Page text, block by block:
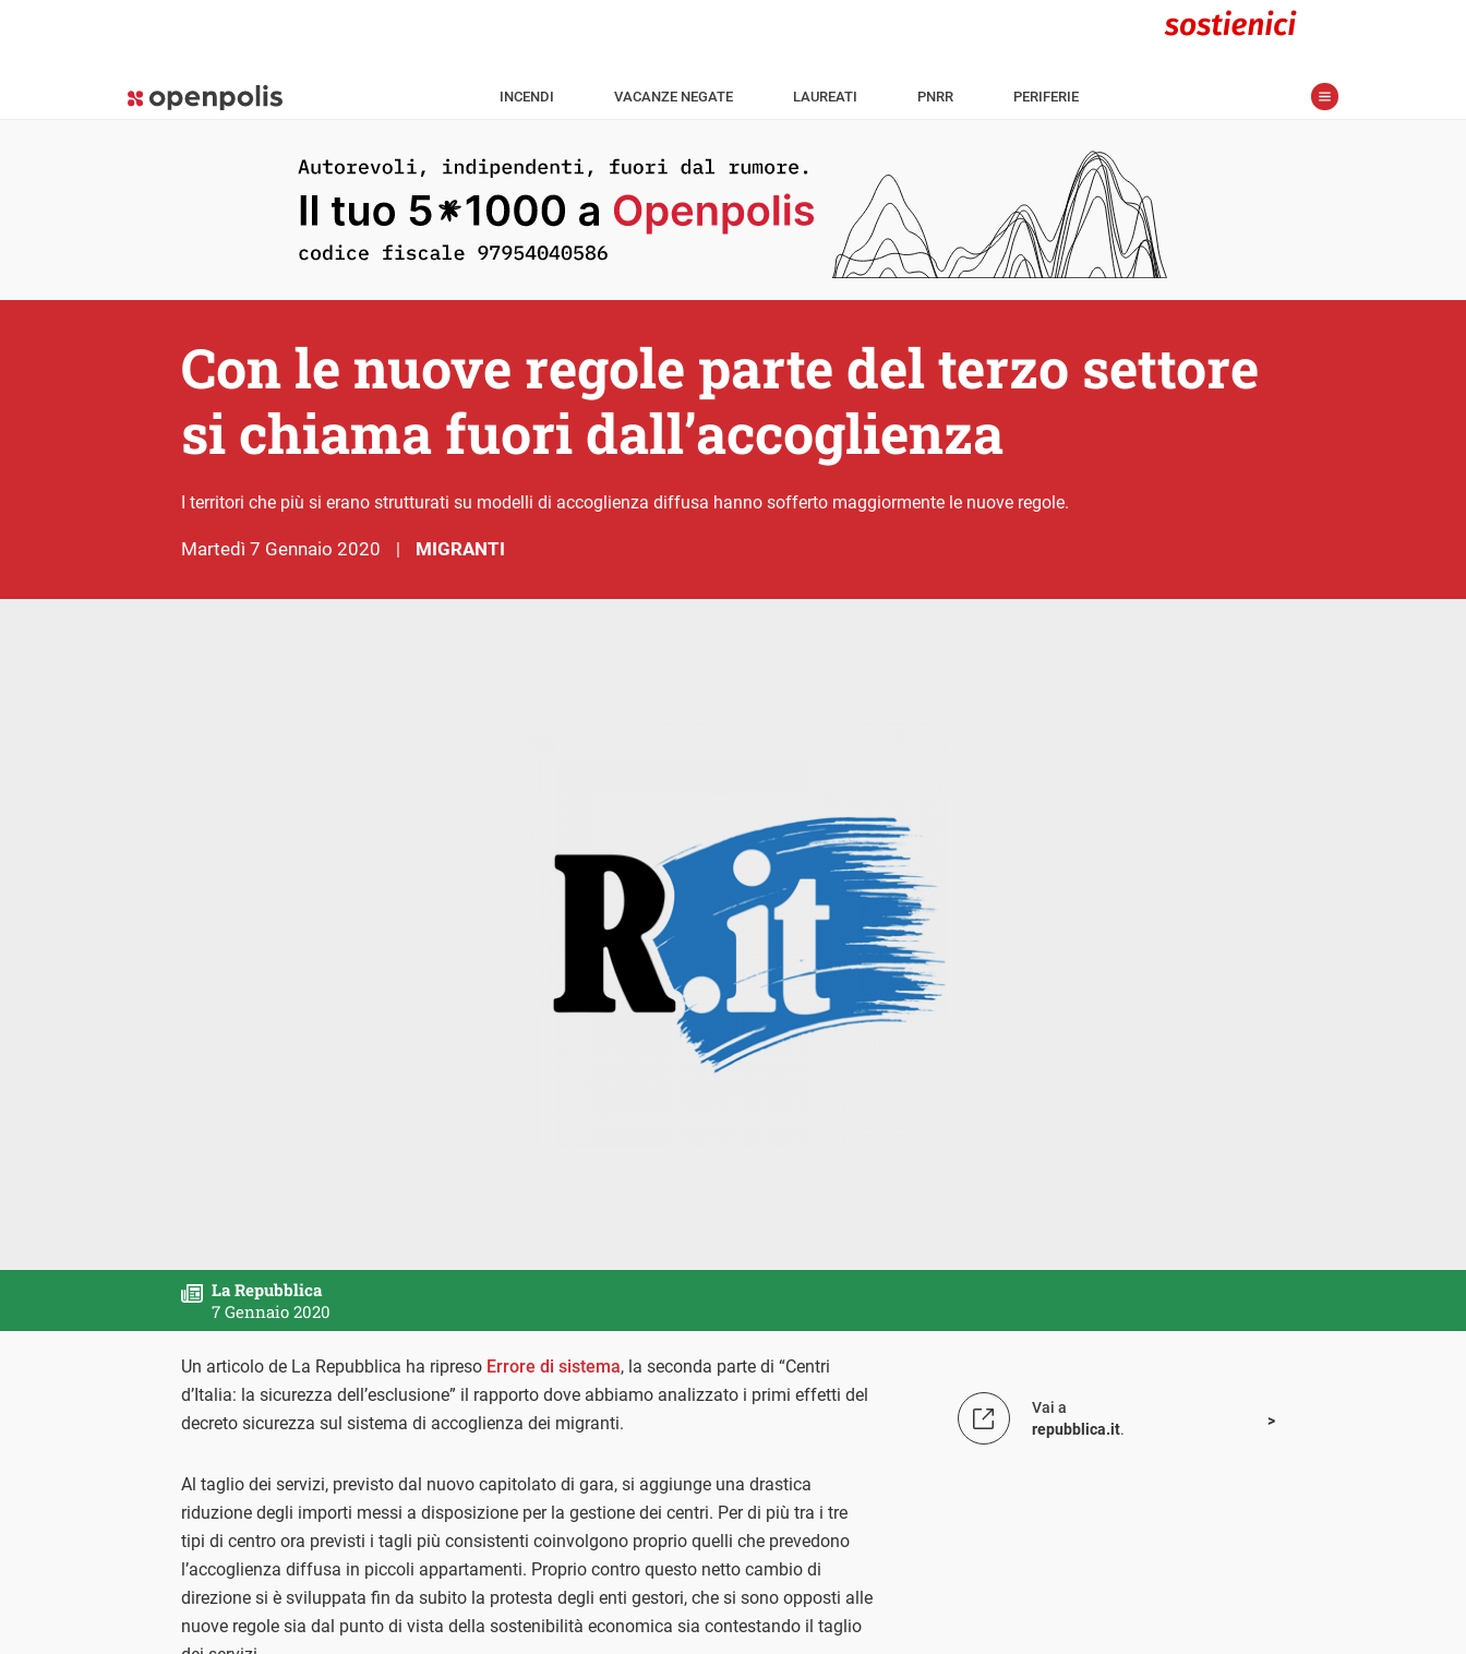
INCENDI VACANZE NEGATE LAUREATI PNRR PERIFERIE
Con le nuove regole parte del terzo settore
si chiama fuori dall’accoglienza
I territori che più si erano strutturati su modelli di accoglienza diffusa hanno sofferto maggiormente le nuove regole.
martedì 7 Gennaio 2020 | MIGRANTI
La Repubblica
7 Gennaio 2020
Un articolo de La Repubblica ha ripreso Errore di sistema, la seconda parte di “Centri
d’Italia: la sicurezza dell’esclusione” il rapporto dove abbiamo analizzato i primi effetti del
decreto sicurezza sul sistema di accoglienza dei migranti.
Vai a
repubblica.it.
Al taglio dei servizi, previsto dal nuovo capitolato di gara, si aggiunge una drastica
riduzione degli importi messi a disposizione per la gestione dei centri. Per di più tra i tre
tipi di centro ora previsti i tagli più consistenti coinvolgono proprio quelli che prevedono
l’accoglienza diffusa in piccoli appartamenti. Proprio contro questo netto cambio di
direzione si è sviluppata fin da subito la protesta degli enti gestori, che si sono opposti alle
nuove regole sia dal punto di vista della sostenibilità economica sia contestando il taglio